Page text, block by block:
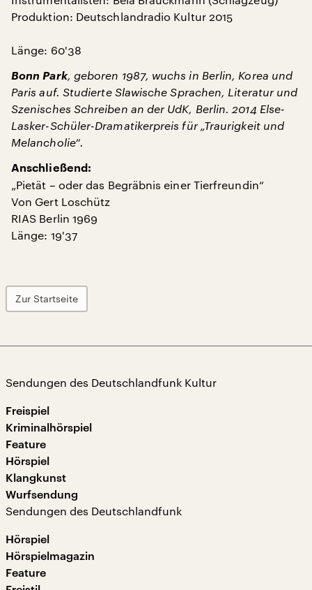
Produktion: Deutschlandradio Kultur 2015
Länge: 60'38
Bonn Park, geboren 1987, wuchs in Berlin, Korea und
Paris auf. Studierte Slawische Sprachen, Literatur und
Szenisches Schreiben an der UdK, Berlin. 2014 Else-
Lasker-Schüler-Dramatikerpreis für „Traurigkeit und
Melancholie“.
Anschließend:
„Pietät – oder das Begräbnis einer Tierfreundin“
Von Gert Loschütz
RIAS Berlin 1969
Länge: 19'37
Zur Startseite
Sendungen des Deutschlandfunk Kultur
Freispiel
Kriminalhörspiel
Feature
Hörspiel
Klangkunst
Wurfsendung
Sendungen des Deutschlandfunk
Hörspiel
Hörspielmagazin
Feature